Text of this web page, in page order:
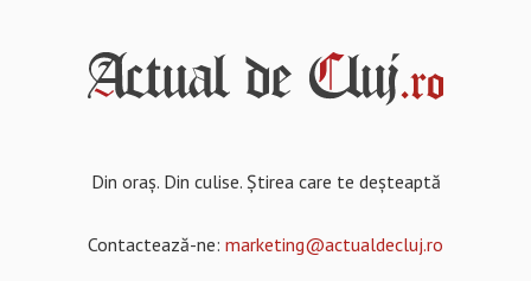
Din oraș. Din culise. Știrea care te deșteaptă
Contactează-ne: marketing@actualdecluj.ro